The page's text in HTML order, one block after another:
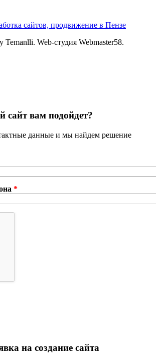
Web-студия Webmaster58.
сайт вам подойдет?
данные и мы найдем решение
*
на создание сайта